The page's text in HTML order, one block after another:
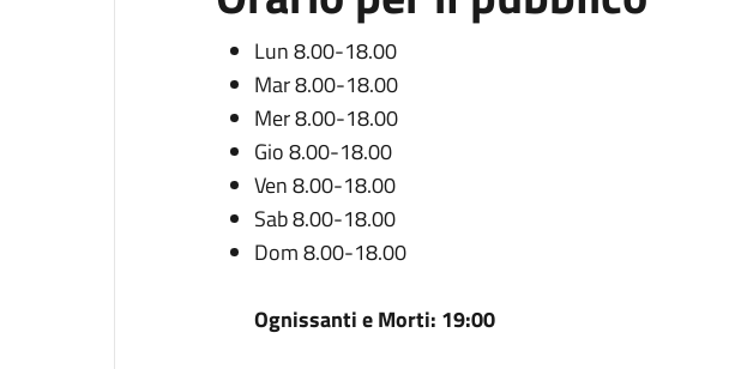
Lun 8.00-18.00
Mar 8.00-18.00
Mer 8.00-18.00
Gio 8.00-18.00
Ven 8.00-18.00
Sab 8.00-18.00
Dom 8.00-18.00
Ognissanti e Morti: 19:00